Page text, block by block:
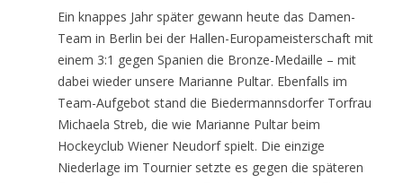
Ein knappes Jahr später gewann heute das Damen-
Team in Berlin bei der Hallen-Europameisterschaft mit
einem 3:1 gegen Spanien die Bronze-Medaille – mit
dabei wieder unsere Marianne Pultar. Ebenfalls im
Team-Aufgebot stand die Biedermannsdorfer Torfrau
Michaela Streb, die wie Marianne Pultar beim
Hockeyclub Wiener Neudorf spielt. Die einzige
Niederlage im Tournier setzte es gegen die späteren